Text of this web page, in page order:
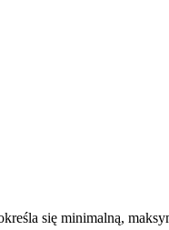
się minimalną,